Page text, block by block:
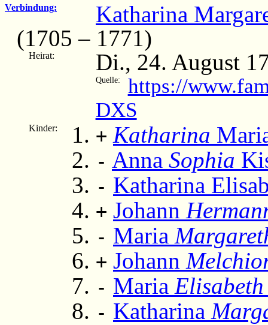
Verbindung:
Katharina
(1705 – 1771)
Heirat: Di., 24. August
Quelle:
https://
DXS
Kinder: + Katharina
- Anna Sophia
- Katharina
+ Johann
- Maria
+ Johann
- Maria Elisabeth
- Katharina